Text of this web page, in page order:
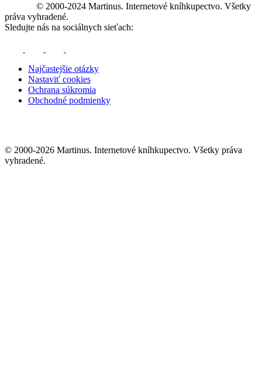
© 2000-2024 Martinus. Internetové kníhkupectvo. Všetky
práva vyhradené.
Sledujte nás na sociálnych sieťach:
Najčastejšie otázky
Nastaviť cookies
Ochrana súkromia
Obchodné podmienky
© 2000-2026 Martinus. Internetové kníhkupectvo. Všetky práva
vyhradené.